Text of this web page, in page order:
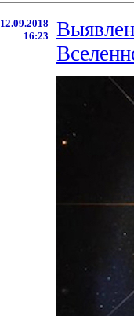
12.09.2018
16:23